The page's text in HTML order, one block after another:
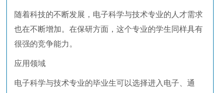
随着科技的不断发展，电子科学与技术专业的人才需求
也在不断增加。在保研方面，这个专业的学生同样具有
很强的竞争能力。
应用领域
电子科学与技术专业的毕业生可以选择进入电子、通